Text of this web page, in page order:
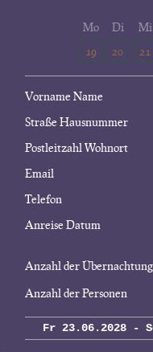
Mo
19
Di
20
Mi
21
Vorname Name
Straße Hausnummer
Postleitzahl Wohnort
Email
Telefon
Anreise Datum
Anzahl der
Anzahl der Personen
Fr 23.06.2028 -